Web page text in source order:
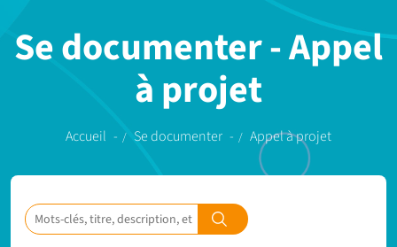
Se documenter - Appel
à projet
Accueil Se documenter Appel à projet